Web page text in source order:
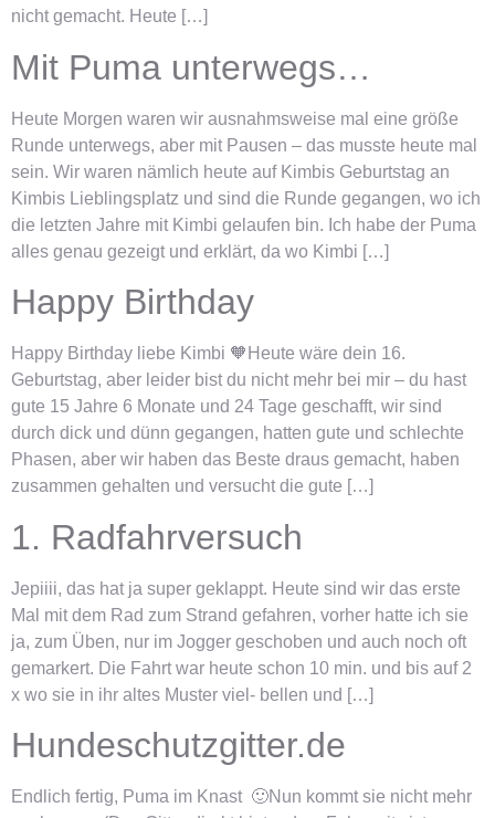
nicht gemacht. Heute […]
Mit Puma unterwegs…
Heute Morgen waren wir ausnahmsweise mal eine größe
Runde unterwegs, aber mit Pausen – das musste heute mal
sein. Wir waren nämlich heute auf Kimbis Geburtstag an
Kimbis Lieblingsplatz und sind die Runde gegangen, wo ich
die letzten Jahre mit Kimbi gelaufen bin. Ich habe der Puma
alles genau gezeigt und erklärt, da wo Kimbi […]
Happy Birthday
Happy Birthday liebe Kimbi 🧡Heute wäre dein 16.
Geburtstag, aber leider bist du nicht mehr bei mir – du hast
gute 15 Jahre 6 Monate und 24 Tage geschafft, wir sind
durch dick und dünn gegangen, hatten gute und schlechte
Phasen, aber wir haben das Beste draus gemacht, haben
zusammen gehalten und versucht die gute […]
1. Radfahrversuch
Jepiiii, das hat ja super geklappt. Heute sind wir das erste
Mal mit dem Rad zum Strand gefahren, vorher hatte ich sie
ja, zum Üben, nur im Jogger geschoben und auch noch oft
gemarkert. Die Fahrt war heute schon 10 min. und bis auf 2
x wo sie in ihr altes Muster viel- bellen und […]
Hundeschutzgitter.de
Endlich fertig, Puma im Knast 🙂Nun kommt sie nicht mehr